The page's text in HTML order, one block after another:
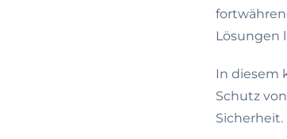
Lösungen
In diesem
Schutz
Sicherheit.